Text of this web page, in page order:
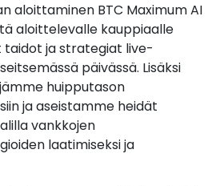
aloittaminen BTC Maximum AI
aloittelevalle kauppiaalle
taidot ja strategiat live-
päivässä. Lisäksi
huipputason
ja aseistamme heidät
vankkojen
laatimiseksi ja